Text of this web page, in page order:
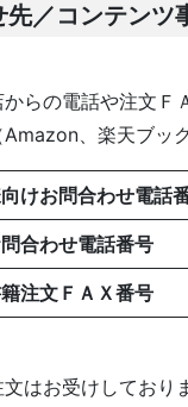
先／コンテンツ
らの電話や注文Ｆ
、楽天ブッ
けお問合わせ電話
合わせ電話番号
注文ＦＡＸ番号
はお受けしており